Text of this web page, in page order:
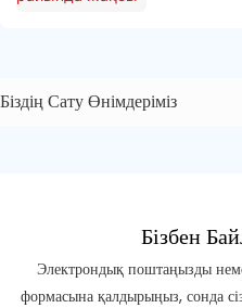
Біздің Сату Өнімдеріміз
Бізбен
Электрондық поштаңызды
формасына қалдырыңыз, сонда